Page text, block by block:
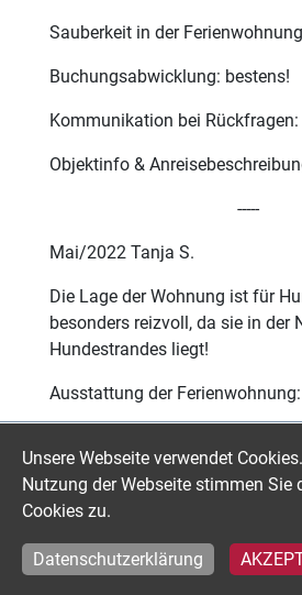
Unsere Webseite verwendet
Nutzung der Webseite stimmen Sie
Cookies zu.
Datenschutzerklärung
Sauberkeit in der
Buchungsabwicklung: bestens!
Kommunikation bei Rückfragen:
Objektinfo &
-----
Mai/2022 Tanja S.
Die Lage der Wohnung ist für
besonders reizvoll, da sie in der
Hundestrandes liegt!
Ausstattung der
Sauberkeit in der
Kommunikation bei Rückfragen: